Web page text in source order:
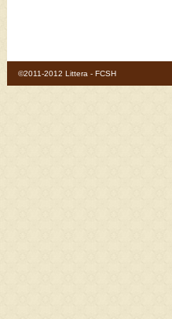
©2011-2012 Littera - FCSH